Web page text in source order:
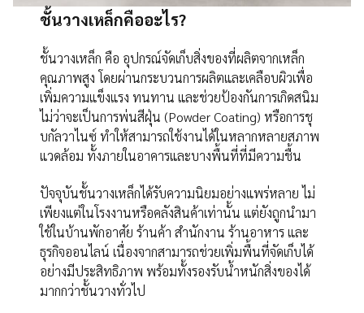
ชั้นวางเหล็กคืออะไร?
ชั้นวางเหล็ก คือ อุปกรณ์จัดเก็บสิ่งของที่ผลิตจากเหล็ก
คุณภาพสูง โดยผ่านกระบวนการผลิตและเคลือบผิวเพื่อ
เพิ่มความแข็งแรง ทนทาน และช่วยป้องกันการเกิดสนิม
ไม่ว่าจะเป็นการพ่นสีฝุ่น (Powder Coating) หรือการชุ
บกัลวาไนซ์ ทำให้สามารถใช้งานได้ในหลากหลายสภาพ
แวดล้อม ทั้งภายในอาคารและบางพื้นที่ที่มีความชื้น
ปัจจุบันชั้นวางเหล็กได้รับความนิยมอย่างแพร่หลาย ไม่
เพียงแต่ในโรงงานหรือคลังสินค้าเท่านั้น แต่ยังถูกนำมา
ใช้ในบ้านพักอาศัย ร้านค้า สำนักงาน ร้านอาหาร และ
ธุรกิจออนไลน์ เนื่องจากสามารถช่วยเพิ่มพื้นที่จัดเก็บได้
อย่างมีประสิทธิภาพ พร้อมทั้งรองรับน้ำหนักสิ่งของได้
มากกว่าชั้นวางทั่วไป